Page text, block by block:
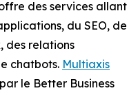
des services allant
du SEO, de
des relations
chatbots. Multiaxis
le Better Business